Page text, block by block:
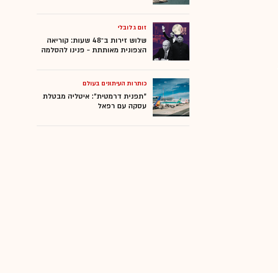
זום גלובלי
שלוש זירות ב־48 שעות: קוריאה
הצפונית מאותתת - פנינו להסלמה
כותרות העיתונים בעולם
"תפנית דרמטית": איטליה מבטלת
עסקה עם רפאל